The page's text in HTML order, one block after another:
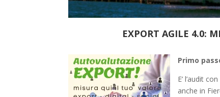
EXPORT AGILE 4.0:
Primo
E’ l’audit
anche in